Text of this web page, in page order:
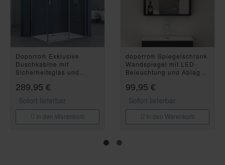
Doporro® Exklusive
Duschkabine mit
Sicherheitsglas und
80x120 cm Eck-Dusche
mit praktischer Schiebetür
Ravenna18K
289,95 €
Sofort lieferbar
In den Warenkorb
doporro® Spiegelschrank
Wandspiegel mit LED-
Beleuchtung und Ablage
Anthrazit 60x12x70cm
Spiegelschrank 01
99,95 €
Sofort lieferbar
In den Warenkorb